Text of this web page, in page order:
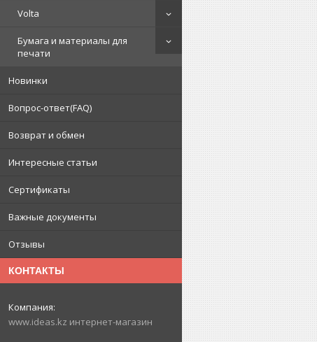
Volta
Бумага и материалы для
печати
Новинки
Вопрос-ответ(FAQ)
Возврат и обмен
Интересные статьи
Сертификаты
Важные документы
Отзывы
КОНТАКТЫ
www.ideas.kz интернет-магазин